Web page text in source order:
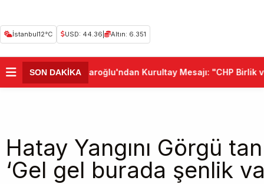
İstanbul12°C USD: 44.36 Altın: 6.351
SON DAKİKA
•Kemal Kılıçdaroğlu'ndan Kurultay Mesajı: "CHP Birlik
Hatay Yangını Görgü
‘Gel gel burada şenlik